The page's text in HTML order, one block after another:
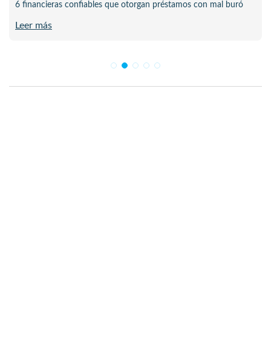
6 financieras confiables que otorgan préstamos con mal buró
Leer más